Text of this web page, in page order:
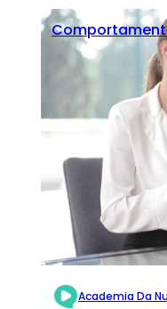
Academia Da